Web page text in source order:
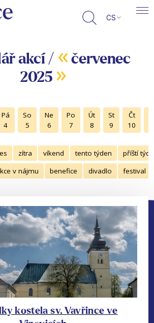
CS
akcí / « červenec
2025 »
Pá
4
So
5
Ne
6
Po
7
Út
8
St
9
Čt
10
zítra víkend tento týden
příští
v nájmu benefice divadlo festival
kostela sv. Vavřince ve